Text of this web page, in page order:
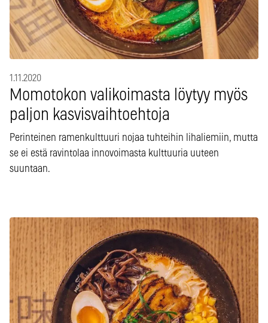
1.11.2020
Momotokon valikoimasta löytyy myös
paljon kasvisvaihtoehtoja
Perinteinen ramenkulttuuri nojaa tuhteihin lihaliemiin, mutta
se ei estä ravintolaa innovoimasta kulttuuria uuteen
suuntaan.